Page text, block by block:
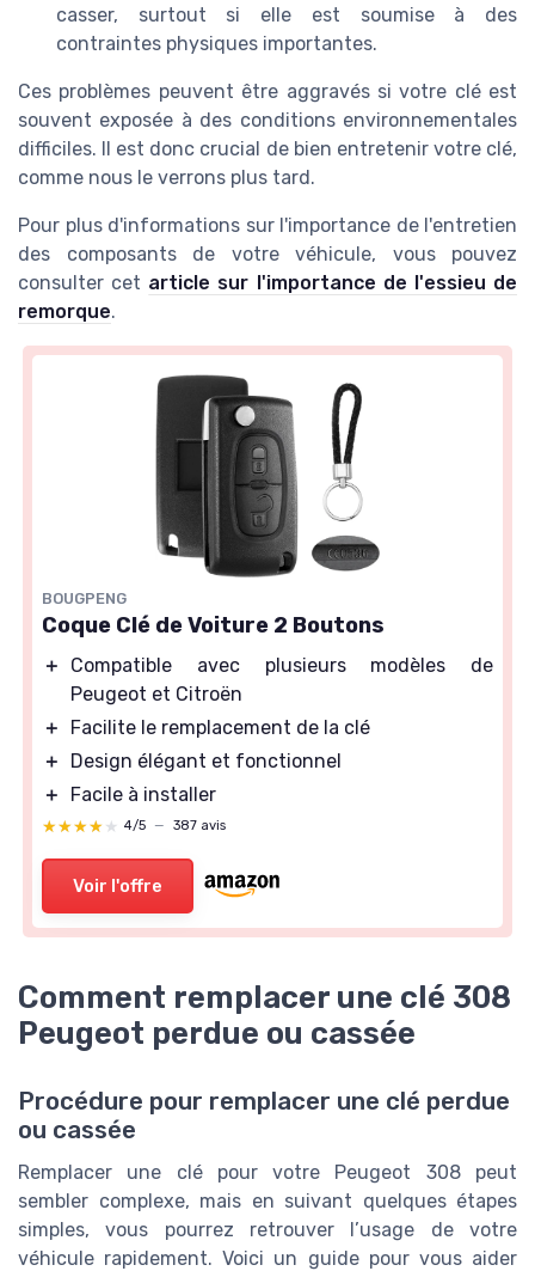
casser, surtout si elle est soumise à des
contraintes physiques importantes.
Ces problèmes peuvent être aggravés si votre clé est
souvent exposée à des conditions environnementales
difficiles. Il est donc crucial de bien entretenir votre clé,
comme nous le verrons plus tard.
Pour plus d'informations sur l'importance de l'entretien
des composants de votre véhicule, vous pouvez
consulter cet article sur l'importance de l'essieu de
remorque.
BOUGPENG
Coque Clé de Voiture 2 Boutons
＋
Compatible avec plusieurs modèles de
Peugeot et Citroën
＋
Facilite le remplacement de la clé
＋
Design élégant et fonctionnel
＋
Facile à installer
★★★★★
★★★★★ 4/5 — 387 avis
Voir l'offre
Comment remplacer une clé 308
Peugeot perdue ou cassée
Procédure pour remplacer une clé perdue
ou cassée
Remplacer une clé pour votre Peugeot 308 peut
sembler complexe, mais en suivant quelques étapes
simples, vous pourrez retrouver l’usage de votre
véhicule rapidement. Voici un guide pour vous aider